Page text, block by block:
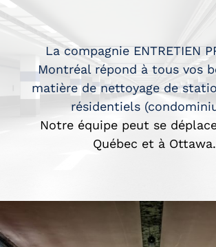
La compagnie ENTRETIEN
Montréal répond à tous vos
matière de nettoyage de
résidentiels
Notre équipe peut se
Québec et à Ottawa.